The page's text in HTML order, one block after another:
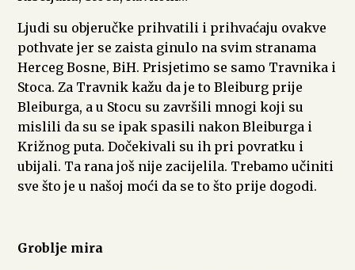
Ljudi su objeručke prihvatili i prihvaćaju ovakve
pothvate jer se zaista ginulo na svim stranama
Herceg Bosne, BiH. Prisjetimo se samo Travnika i
Stoca. Za Travnik kažu da je to Bleiburg prije
Bleiburga, a u Stocu su završili mnogi koji su
mislili da su se ipak spasili nakon Bleiburga i
Križnog puta. Dočekivali su ih pri povratku i
ubijali. Ta rana još nije zacijelila. Trebamo učiniti
sve što je u našoj moći da se to što prije dogodi.
Groblje mira